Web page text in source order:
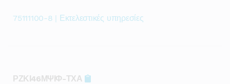
75111100-8 | Εκτελεστικές υπηρεσίες
ΡΖΚΙ46ΜΨΙΦ-ΤΧΑ